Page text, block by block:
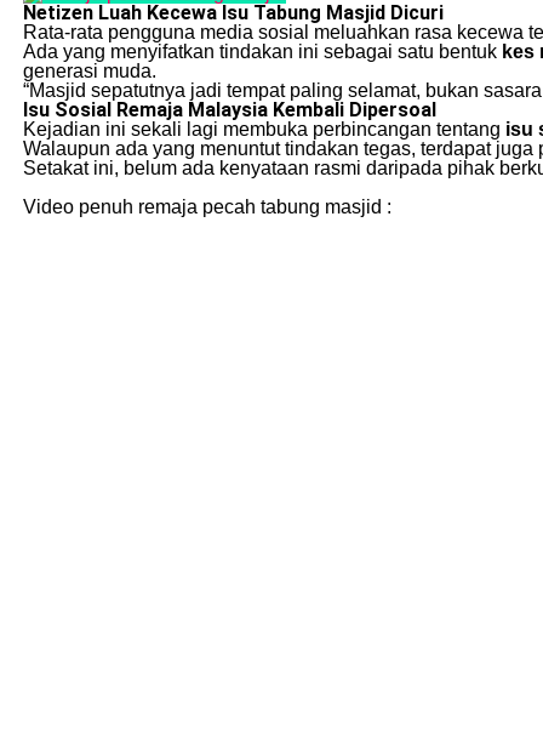
Netizen Luah Kecewa Isu Tabung Masjid Dicuri
Rata-rata pengguna media sosial meluahkan rasa kecewa
Ada yang menyifatkan tindakan ini sebagai satu bentuk kes
generasi muda.
“Masjid sepatutnya jadi tempat paling selamat, bukan
Isu Sosial Remaja Malaysia Kembali Dipersoal
Kejadian ini sekali lagi membuka perbincangan tentang isu
Walaupun ada yang menuntut tindakan tegas, terdapat
Setakat ini, belum ada kenyataan rasmi daripada pihak
Video penuh remaja pecah tabung masjid :